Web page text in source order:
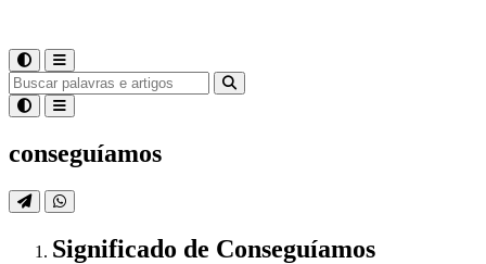
conseguíamos
Significado de Conseguíamos